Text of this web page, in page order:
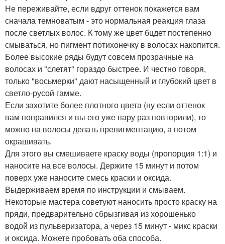
Не переживайте, если вдруг оттенок покажется вам
сначала темноватым - это нормальная реакция глаза
после светлых волос. К тому же цвет бцдет постепенно
смываться, но пигмент потихонечку в волосах накопится.
Более высокие ряды будут совсем прозрачные на
волосах и "слетят" гораздо быстрее. И честно говоря,
только "восьмерки" дают насыщенный и глубокий цвет в
светло-русой гамме.
Если захотите более плотного цвета (ну если оттенок
вам понравился и вы его уже пару раз повторили), то
можно на волосы делать препигментацию, а потом
окрашивать.
Для этого вы смешиваете краску воды (пропорция 1:1) и
наносите на все волосы. Держите 15 минут и потом
поверх уже наносите смесь краски и оксида.
Выдерживаем время по инструкции и смываем.
Некоторые мастера советуют наносить просто краску на
пряди, предварительно сбрызгивая из хорошенько
водой из пульверизатора, а через 15 минут - микс краски
и оксида. Можете пробовать оба способа.